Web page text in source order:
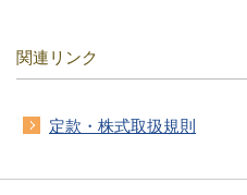
関連リンク
定款・株式取扱規則